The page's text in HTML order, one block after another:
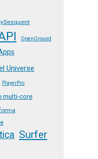
OpenGround
Universe
PlayerPro
multi-core
Surfer